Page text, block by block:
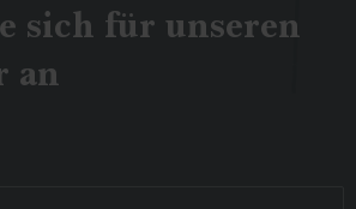
sich für unseren
an